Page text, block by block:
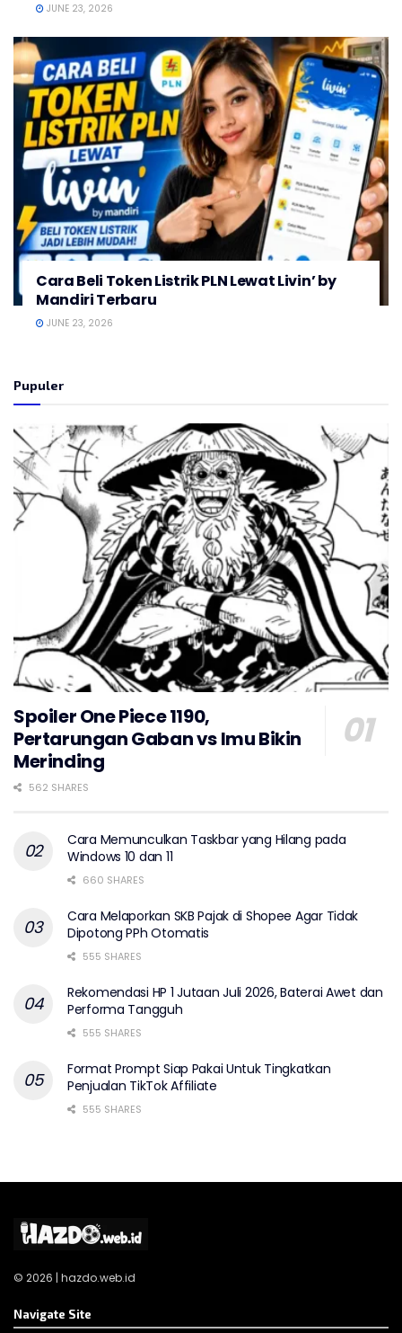
JUNE 23, 2026
Cara Beli Token Listrik PLN Lewat Livin’ by
Mandiri Terbaru
JUNE 23, 2026
Pupuler
Spoiler One Piece 1190,
Pertarungan Gaban vs Imu Bikin
Merinding
562 SHARES
Cara Memunculkan Taskbar yang Hilang pada
Windows 10 dan 11
660 SHARES
Cara Melaporkan SKB Pajak di Shopee Agar Tidak
Dipotong PPh Otomatis
555 SHARES
Rekomendasi HP 1 Jutaan Juli 2026, Baterai Awet dan
Performa Tangguh
555 SHARES
Format Prompt Siap Pakai Untuk Tingkatkan
Penjualan TikTok Affiliate
555 SHARES
© 2026 | hazdo.web.id
Navigate Site